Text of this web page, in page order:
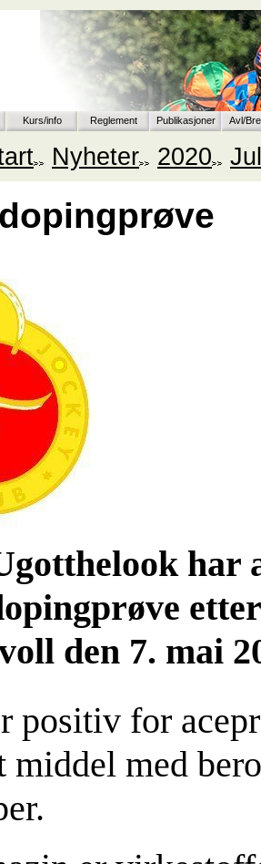
Kurs/info Reglement Publikasjoner Avl/
Nyheter 2020
har
den 7. mai
positiv for
middel med